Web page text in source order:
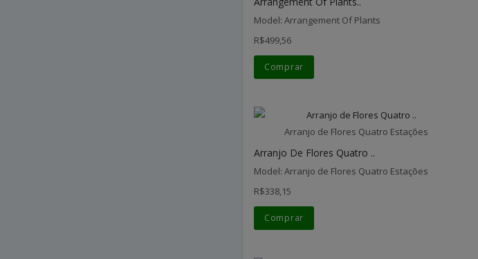
Model: Arrangement Of Plants
R$499,56
Comprar
Arranjo de Flores Quatro Estações
Arranjo De Flores Quatro ..
Model: Arranjo de Flores Quatro Estações
R$338,15
Comprar